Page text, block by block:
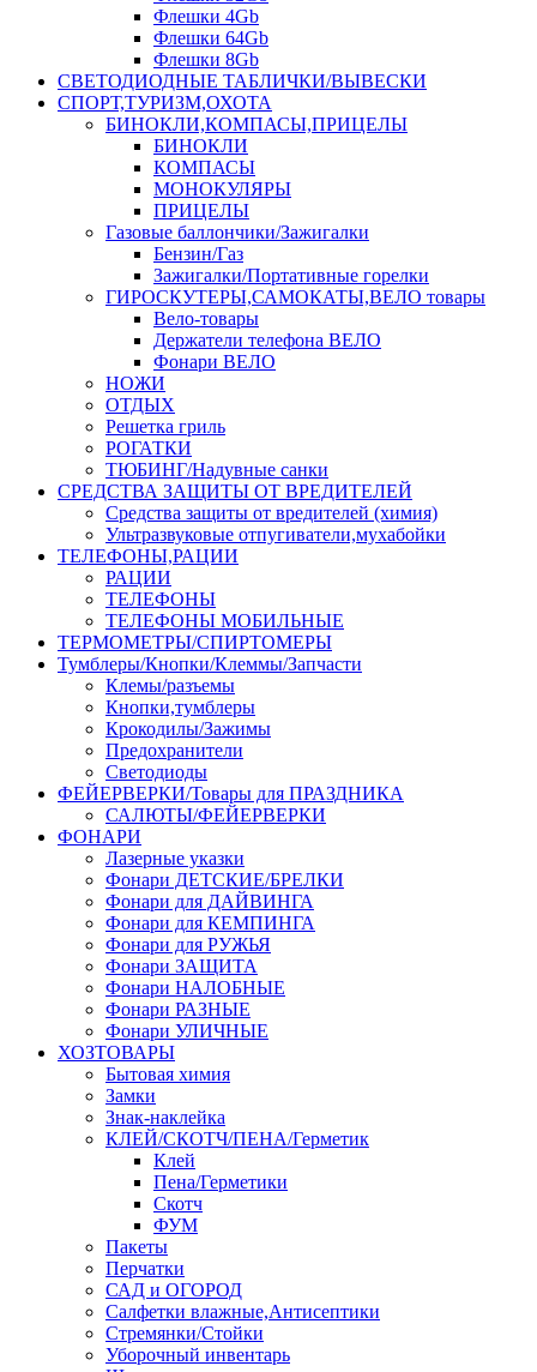
Флешки 4Gb
Флешки 64Gb
Флешки 8Gb
СВЕТОДИОДНЫЕ ТАБЛИЧКИ/ВЫВЕСКИ
СПОРТ,ТУРИЗМ,ОХОТА
БИНОКЛИ,КОМПАСЫ,ПРИЦЕЛЫ
БИНОКЛИ
КОМПАСЫ
МОНОКУЛЯРЫ
ПРИЦЕЛЫ
Газовые баллончики/Зажигалки
Бензин/Газ
Зажигалки/Портативные горелки
ГИРОСКУТЕРЫ,САМОКАТЫ,ВЕЛО товары
Вело-товары
Держатели телефона ВЕЛО
Фонари ВЕЛО
НОЖИ
ОТДЫХ
Решетка гриль
РОГАТКИ
ТЮБИНГ/Надувные санки
СРЕДСТВА ЗАЩИТЫ ОТ ВРЕДИТЕЛЕЙ
Средства защиты от вредителей (химия)
Ультразвуковые отпугиватели,мухабойки
ТЕЛЕФОНЫ,РАЦИИ
РАЦИИ
ТЕЛЕФОНЫ
ТЕЛЕФОНЫ МОБИЛЬНЫЕ
ТЕРМОМЕТРЫ/СПИРТОМЕРЫ
Тумблеры/Кнопки/Клеммы/Запчасти
Клемы/разъемы
Кнопки,тумблеры
Крокодилы/Зажимы
Предохранители
Светодиоды
ФЕЙЕРВЕРКИ/Товары для ПРАЗДНИКА
САЛЮТЫ/ФЕЙЕРВЕРКИ
ФОНАРИ
Лазерные указки
Фонари ДЕТСКИЕ/БРЕЛКИ
Фонари для ДАЙВИНГА
Фонари для КЕМПИНГА
Фонари для РУЖЬЯ
Фонари ЗАЩИТА
Фонари НАЛОБНЫЕ
Фонари РАЗНЫЕ
Фонари УЛИЧНЫЕ
ХОЗТОВАРЫ
Бытовая химия
Замки
Знак-наклейка
КЛЕЙ/СКОТЧ/ПЕНА/Герметик
Клей
Пена/Герметики
Скотч
ФУМ
Пакеты
Перчатки
САД и ОГОРОД
Салфетки влажные,Антисептики
Стремянки/Стойки
Уборочный инвентарь